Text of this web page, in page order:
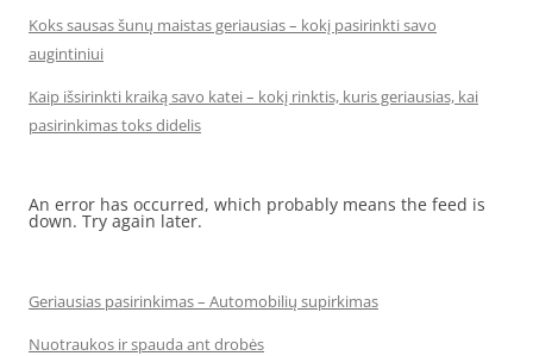
Koks sausas šunų maistas geriausias – kokį pasirinkti savo
augintiniui
Kaip išsirinkti kraiką savo katei – kokį rinktis, kuris geriausias, kai
pasirinkimas toks didelis
An error has occurred, which probably means the feed is
down. Try again later.
Geriausias pasirinkimas – Automobilių supirkimas
Nuotraukos ir spauda ant drobės